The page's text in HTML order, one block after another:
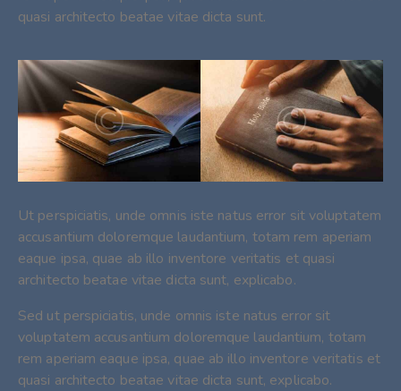
quasi architecto beatae vitae dicta sunt.
Ut perspiciatis, unde omnis iste natus error sit voluptatem
accusantium doloremque laudantium, totam rem aperiam
eaque ipsa, quae ab illo inventore veritatis et quasi
architecto beatae vitae dicta sunt, explicabo.
Sed ut perspiciatis, unde omnis iste natus error sit
voluptatem accusantium doloremque laudantium, totam
rem aperiam eaque ipsa, quae ab illo inventore veritatis et
quasi architecto beatae vitae dicta sunt, explicabo.